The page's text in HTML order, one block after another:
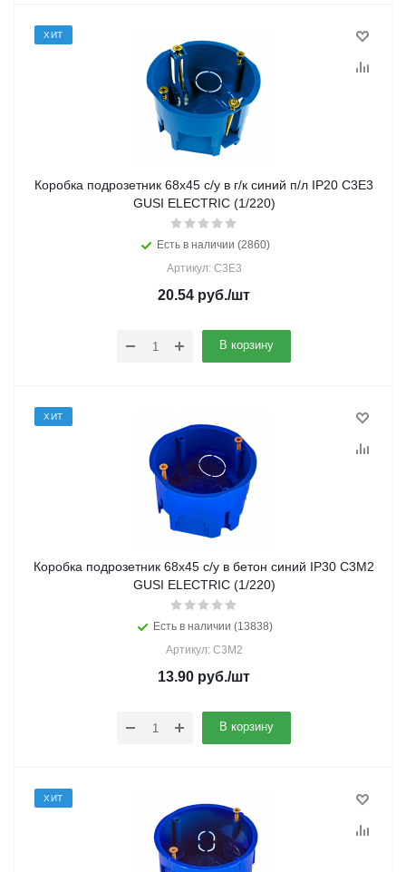
ХИТ
Коробка подрозетник 68х45 с/у в г/к синий п/л IP20 С3Е3
GUSI ELECTRIC (1/220)
Есть в наличии (2860)
Артикул: С3Е3
20.54 руб./шт
В корзину
ХИТ
Коробка подрозетник 68х45 с/у в бетон синий IP30 С3М2
GUSI ELECTRIC (1/220)
Есть в наличии (13838)
Артикул: С3М2
13.90 руб./шт
В корзину
ХИТ